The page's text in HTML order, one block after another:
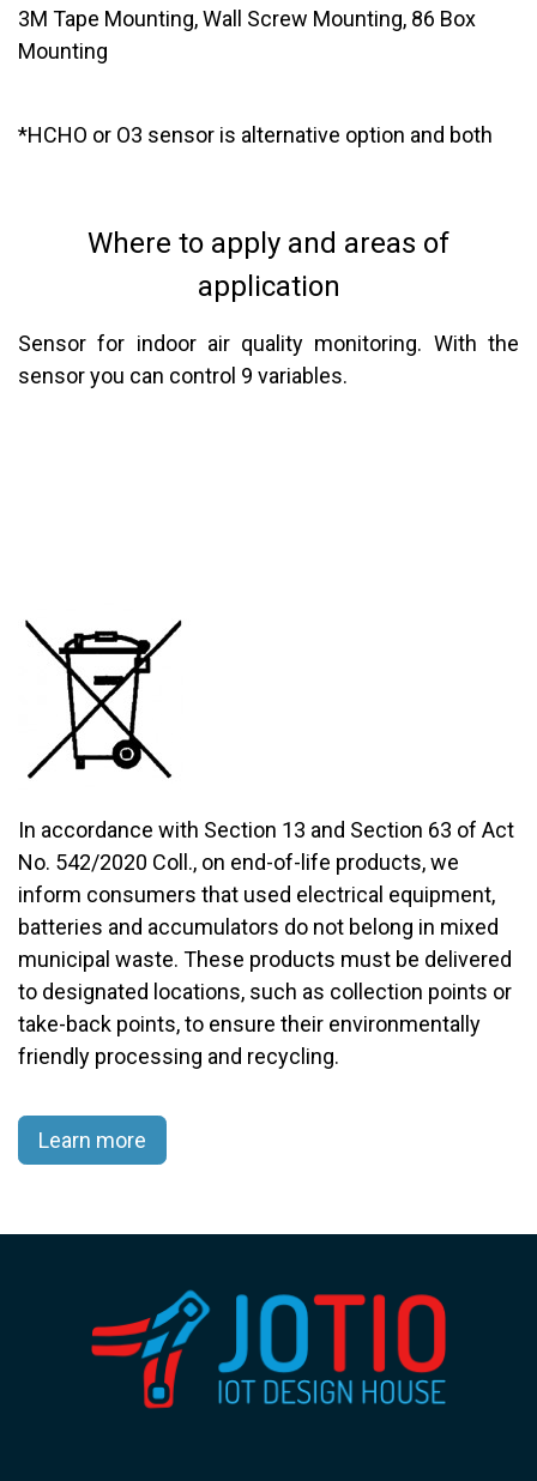
3M Tape Mounting, Wall Screw Mounting, 86 Box
Mounting
*HCHO or O3 sensor is alternative option and both
Where to apply and areas of
application
​Sensor for indoor air quality monitoring. With the
sensor you can control 9 variables.
In accordance with Section 13 and Section 63 of Act
No. 542/2020 Coll., on end-of-life products, we
inform consumers that used electrical equipment,
batteries and accumulators do not belong in mixed
municipal waste. These products must be delivered
to designated locations, such as collection points or
take-back points, to ensure their environmentally
friendly processing and recycling.​
Learn more